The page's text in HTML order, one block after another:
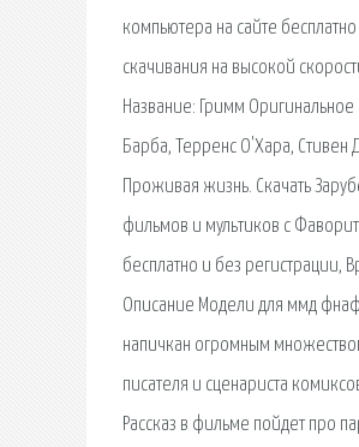
компьютера на сайте
скачивания на высокой
Название: Гримм
Барба, Терренс О'Хара, Стивен
Проживая жизнь. Скачать
фильмов и мультиков с
бесплатно и без регистрации,
Описание Модели для ммд
напичкан огромным
писателя и сценариста
Рассказ в фильме пойдет про